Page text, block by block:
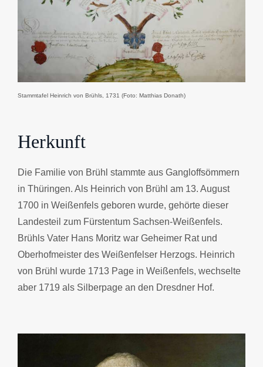
Stammtafel Heinrich von Brühls, 1731 (Foto: Matthias Donath)
Herkunft
Die Familie von Brühl stammte aus Gangloffsömmern
in Thüringen. Als Heinrich von Brühl am 13. August
1700 in Weißenfels geboren wurde, gehörte dieser
Landesteil zum Fürstentum Sachsen-Weißenfels.
Brühls Vater Hans Moritz war Geheimer Rat und
Oberhofmeister des Weißenfelser Herzogs. Heinrich
von Brühl wurde 1713 Page in Weißenfels, wechselte
aber 1719 als Silberpage an den Dresdner Hof.